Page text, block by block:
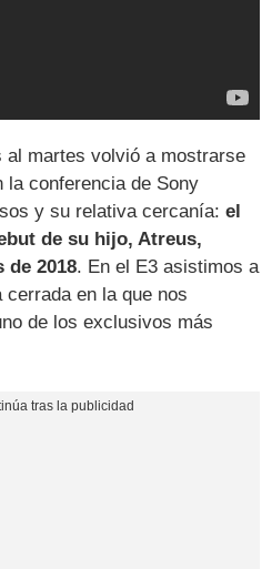
al martes volvió a mostrarse
la conferencia de Sony
y su relativa cercanía:el
de su hijo, Atreus,
2018. En el E3 asistimos a
cerrada en la que nos
de los exclusivos más